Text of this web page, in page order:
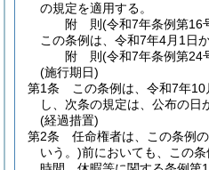
の規定を適用する。
附 則(令和7年条例第16
この条例は、令和7年4月1日
附 則(令和7年条例第24
(施行期日)
第1条
この条例は、令和7年10
し、次条の規定は、公布の日
(経過措置)
第2条
任命権者は、この条例
いう。)前においても、この